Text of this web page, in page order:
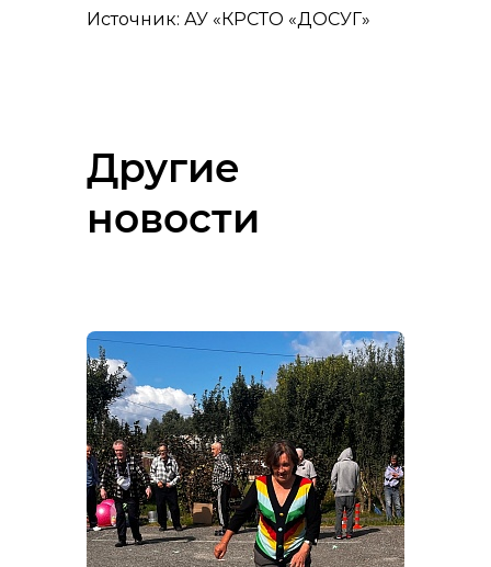
Источник: АУ «КРСТО «ДОСУГ»
Другие
новости